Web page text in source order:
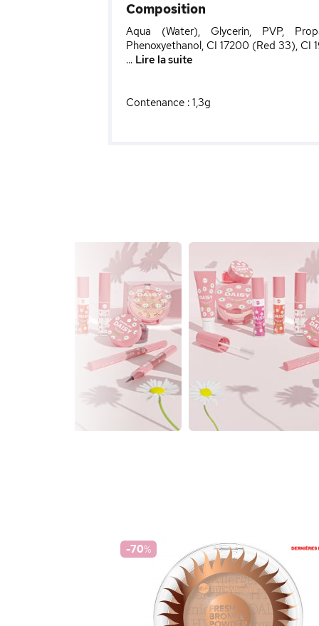
Composition
Aqua (Water), Glycerin, PVP,
Phenoxyethanol, CI 17200 (Red 33), CI
... Lire la suite
Contenance : 1,3g
-70%